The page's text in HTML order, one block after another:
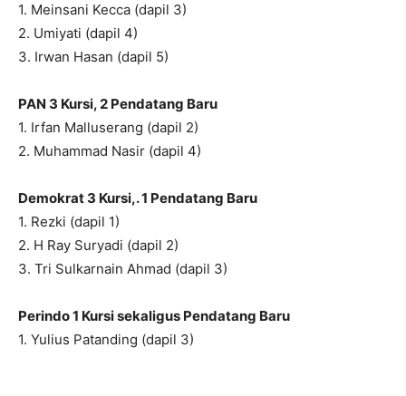
1. Meinsani Kecca (dapil 3)
2. Umiyati (dapil 4)
3. Irwan Hasan (dapil 5)
PAN 3 Kursi, 2 Pendatang Baru
1. Irfan Malluserang (dapil 2)
2. Muhammad Nasir (dapil 4)
Demokrat 3 Kursi,. 1 Pendatang Baru
1. Rezki (dapil 1)
2. H Ray Suryadi (dapil 2)
3. Tri Sulkarnain Ahmad (dapil 3)
Perindo 1 Kursi sekaligus Pendatang Baru
1. Yulius Patanding (dapil 3)